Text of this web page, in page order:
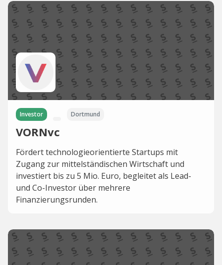
Investor Dortmund
VORNvc
Fördert technologieorientierte Startups mit
Zugang zur mittelständischen Wirtschaft und
investiert bis zu 5 Mio. Euro, begleitet als Lead-
und Co-Investor über mehrere
Finanzierungsrunden.